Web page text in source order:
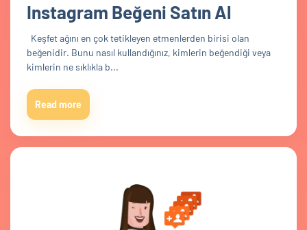
Instagram Beğeni Satın Al
Keşfet ağını en çok tetikleyen etmenlerden birisi olan
beğenidir. Bunu nasıl kullandığınız, kimlerin beğendiği veya
kimlerin ne sıklıkla b...
Read more